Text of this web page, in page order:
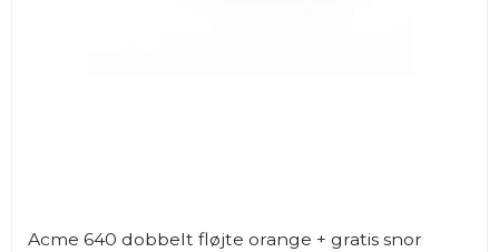
Acme 640 dobbelt fløjte orange + gratis snor